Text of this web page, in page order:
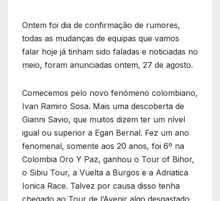
Ontem foi dia de confirmação de rumores,
todas as mudanças de equipas que vamos
falar hoje já tinham sido faladas e noticiadas no
meio, foram anunciadas ontem, 27 de agosto.
Comecemos pelo novo fenómeno colombiano,
Ivan Ramiro Sosa. Mais uma descoberta de
Gianni Savio, que muitos dizem ter um nível
igual ou superior a Egan Bernal. Fez um ano
fenomenal, somente aos 20 anos, foi 6º na
Colombia Oro Y Paz, ganhou o Tour of Bihor,
o Sibiu Tour, a Vuelta a Burgos e a Adriatica
Ionica Race. Talvez por causa disso tenha